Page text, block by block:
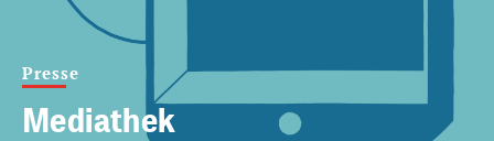
Presse
Mediathek